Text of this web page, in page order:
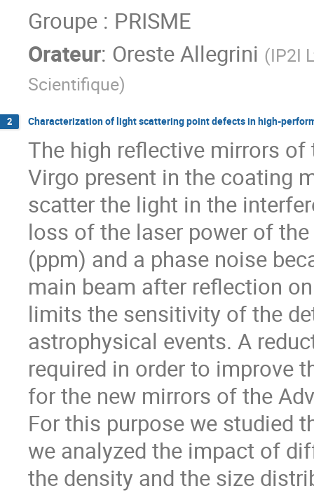
Groupe : PRISME
Orateur: Oreste Allegrini (IP2I
Scientifique)
2 Characterization of light scattering point defects in high-
The high reflective mirrors of
Virgo present in the coating
scatter the light in the
loss of the laser power of
(ppm) and a phase noise
main beam after reflection
limits the sensitivity of the
astrophysical events. A
required in order to improve
for the new mirrors of the
For this purpose we studied
we analyzed the impact of
the density and the size